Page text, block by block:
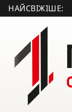
НАЙСВІЖІШЕ: